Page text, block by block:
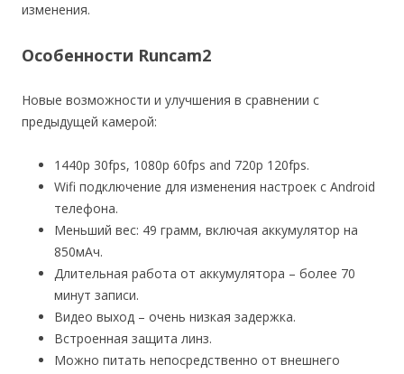
изменения.
Особенности Runcam2
Новые возможности и улучшения в сравнении с
предыдущей камерой:
1440p 30fps, 1080p 60fps and 720p 120fps.
Wifi подключение для изменения настроек с Android
телефона.
Меньший вес: 49 грамм, включая аккумулятор на
850мАч.
Длительная работа от аккумулятора – более 70
минут записи.
Видео выход – очень низкая задержка.
Встроенная защита линз.
Можно питать непосредственно от внешнего